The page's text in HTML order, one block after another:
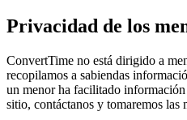
Privacidad de los
ConvertTime no está dirigido a
recopilamos a sabiendas
un menor ha facilitado información
sitio, contáctanos y tomaremos las